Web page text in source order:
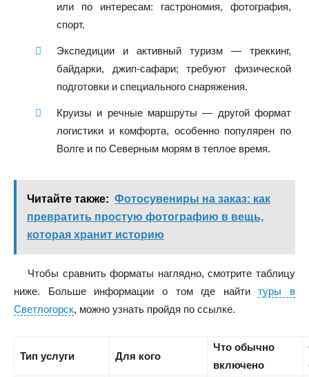
или по интересам: гастрономия, фотография,
спорт.
Экспедиции и активный туризм — треккинг,
байдарки, джип-сафари; требуют физической
подготовки и специального снаряжения.
Круизы и речные маршруты — другой формат
логистики и комфорта, особенно популярен по
Волге и по Северным морям в теплое время.
Читайте также: Фотосувениры на заказ: как
превратить простую фотографию в вещь,
которая хранит историю
Чтобы сравнить форматы наглядно, смотрите таблицу
ниже. Больше информации о том где найтитуры в
Светлогорск, можно узнать пройдя по ссылке.
Тип услуги Для кого
Что обычно
включено